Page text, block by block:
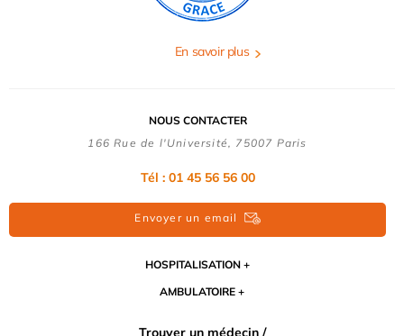
En savoir plus
NOUS CONTACTER
166 Rue de l'Université, 75007 Paris
Tél : 01 45 56 56 00
Envoyer un email
HOSPITALISATION
AMBULATOIRE
Trouver un médecin /